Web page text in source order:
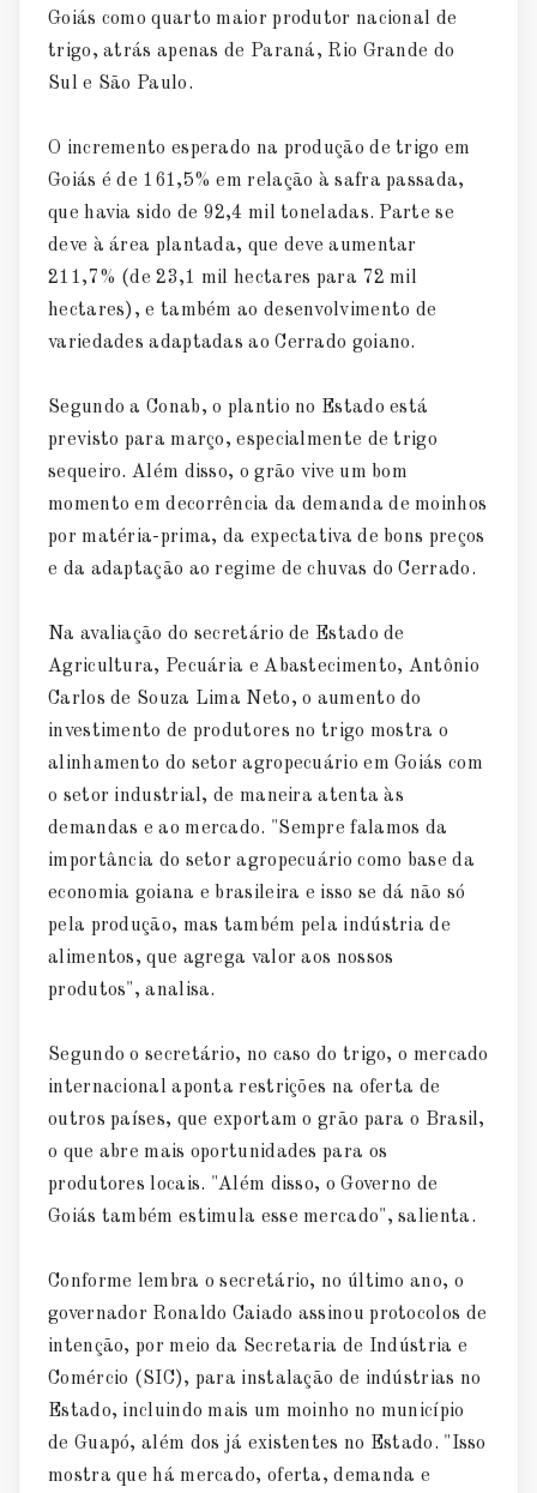
Goiás como quarto maior produtor nacional de
trigo, atrás apenas de Paraná, Rio Grande do
Sul e São Paulo.
O incremento esperado na produção de trigo em
Goiás é de 161,5% em relação à safra passada,
que havia sido de 92,4 mil toneladas. Parte se
deve à área plantada, que deve aumentar
211,7% (de 23,1 mil hectares para 72 mil
hectares), e também ao desenvolvimento de
variedades adaptadas ao Cerrado goiano.
Segundo a Conab, o plantio no Estado está
previsto para março, especialmente de trigo
sequeiro. Além disso, o grão vive um bom
momento em decorrência da demanda de moinhos
por matéria-prima, da expectativa de bons preços
e da adaptação ao regime de chuvas do Cerrado.
Na avaliação do secretário de Estado de
Agricultura, Pecuária e Abastecimento, Antônio
Carlos de Souza Lima Neto, o aumento do
investimento de produtores no trigo mostra o
alinhamento do setor agropecuário em Goiás com
o setor industrial, de maneira atenta às
demandas e ao mercado. "Sempre falamos da
importância do setor agropecuário como base da
economia goiana e brasileira e isso se dá não só
pela produção, mas também pela indústria de
alimentos, que agrega valor aos nossos
produtos", analisa.
Segundo o secretário, no caso do trigo, o mercado
internacional aponta restrições na oferta de
outros países, que exportam o grão para o Brasil,
o que abre mais oportunidades para os
produtores locais. "Além disso, o Governo de
Goiás também estimula esse mercado", salienta.
Conforme lembra o secretário, no último ano, o
governador Ronaldo Caiado assinou protocolos de
intenção, por meio da Secretaria de Indústria e
Comércio (SIC), para instalação de indústrias no
Estado, incluindo mais um moinho no município
de Guapó, além dos já existentes no Estado. "Isso
mostra que há mercado, oferta, demanda e